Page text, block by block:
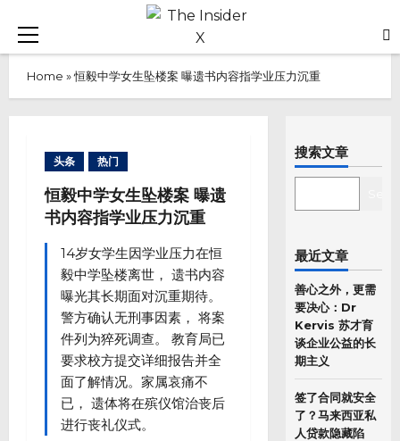
content
Primary
Home »恒毅中学女生坠楼案 曝遗书内容指学业压力沉重
头条 热门
恒毅中学女生坠楼案 曝遗
书内容指学业压力沉重
14岁女学生因学业压力在恒
毅中学坠楼离世， 遗书内容
曝光其长期面对沉重期待。
警方确认无刑事因素， 将案
件列为猝死调查。 教育局已
要求校方提交详细报告并全
面了解情况。家属哀痛不
已， 遗体将在殡仪馆治丧后
进行丧礼仪式。
搜索文章
最近文章
善心之外，更需
要决心：Dr
Kervis 苏才育
谈企业公益的长
期主义
签了合同就安全
了？马来西亚私
人贷款隐藏陷